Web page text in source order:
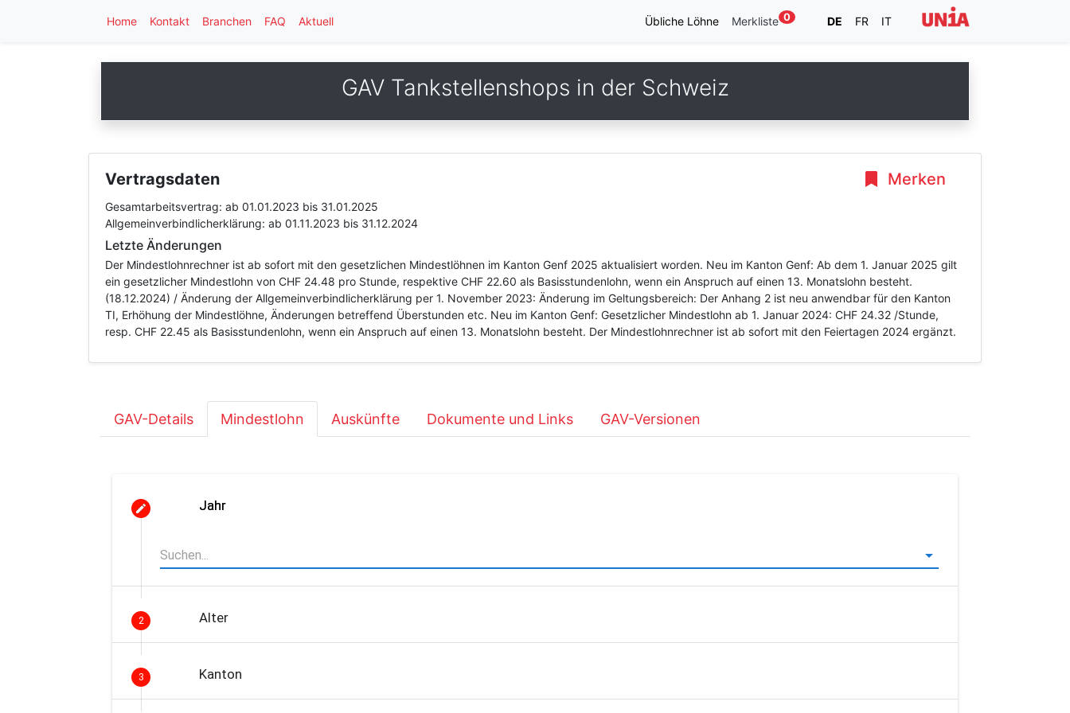
Home Kontakt Branchen FAQ Aktuell Übliche Löhne Merkliste 0 DE FR IT
GAV Tankstellenshops in der Schweiz
Merken
Vertragsdaten
Gesamtarbeitsvertrag: ab 01.01.2023 bis 31.01.2025
Allgemeinverbindlicherklärung: ab 01.11.2023 bis 31.12.2024
Letzte Änderungen
Der Mindestlohnrechner ist ab sofort mit den gesetzlichen Mindestlöhnen im Kanton Genf 2025 aktualisiert worden. Neu im Kanton Genf: Ab dem 1. Januar 2025 gilt
ein gesetzlicher Mindestlohn von CHF 24.48 pro Stunde, respektive CHF 22.60 als Basisstundenlohn, wenn ein Anspruch auf einen 13. Monatslohn besteht.
(18.12.2024) / Änderung der Allgemeinverbindlicherklärung per 1. November 2023: Änderung im Geltungsbereich: Der Anhang 2 ist neu anwendbar für den Kanton
TI, Erhöhung der Mindestlöhne, Änderungen betreffend Überstunden etc. Neu im Kanton Genf: Gesetzlicher Mindestlohn ab 1. Januar 2024: CHF 24.32 /Stunde,
resp. CHF 22.45 als Basisstundenlohn, wenn ein Anspruch auf einen 13. Monatslohn besteht. Der Mindestlohnrechner ist ab sofort mit den Feiertagen 2024 ergänzt.
GAV-Details Mindestlohn Auskünfte Dokumente und Links GAV-Versionen
Jahr
2 Alter
3 Kanton